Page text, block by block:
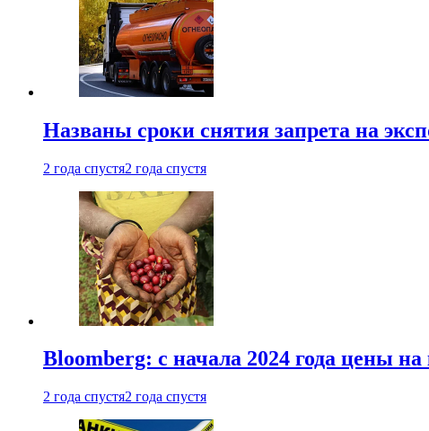
Названы сроки снятия запрета на
2 года спустя2 года спустя
Bloomberg: с начала 2024 года цены на
2 года спустя2 года спустя